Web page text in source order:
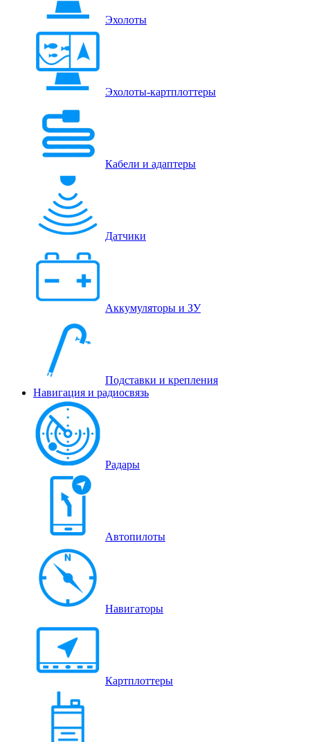
Эхолоты
Эхолоты-картплоттеры
Кабели и адаптеры
Датчики
Аккумуляторы и ЗУ
Подставки и крепления
Навигация и радиосвязь
Радары
Автопилоты
Навигаторы
Картплоттеры